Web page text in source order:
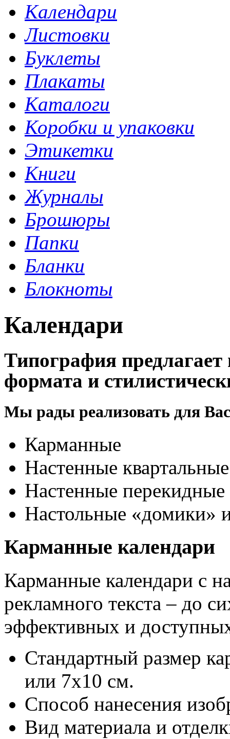
Календари
Листовки
Буклеты
Плакаты
Каталоги
Коробки и упаковки
Этикетки
Книги
Журналы
Брошюры
Папки
Бланки
Блокноты
Календари
Типография предлагает
формата и
Мы рады реализовать для
Карманные
Настенные квартальные
Настенные перекидные
Настольные «домики»
Карманные календари
Карманные календари с
рекламного текста – до
эффективных и
Стандартный размер
или 7х10 см.
Способ нанесения
Вид материала и